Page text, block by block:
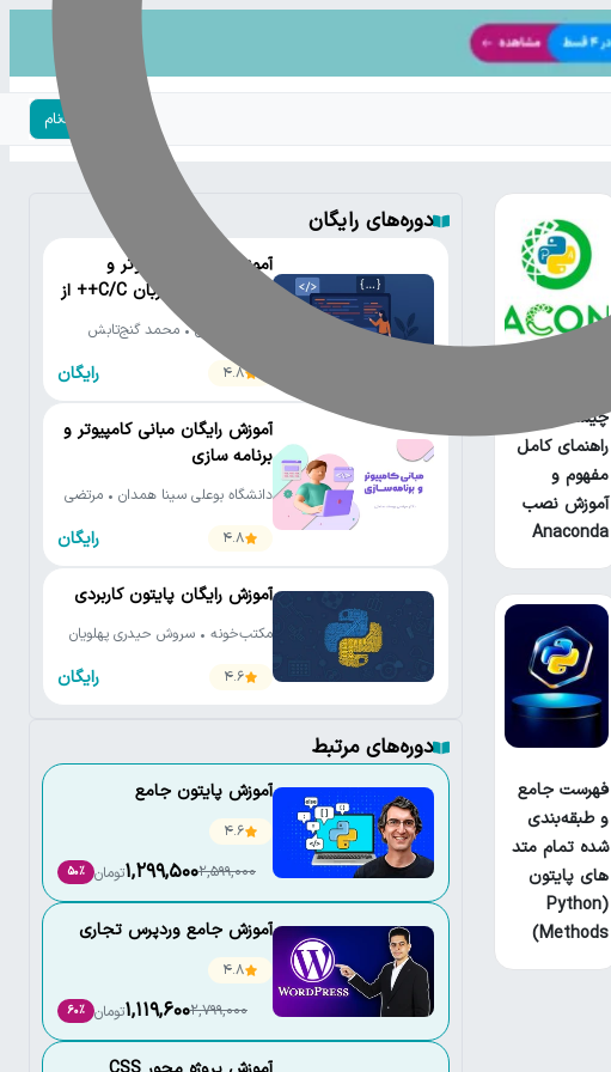
ورود | ثبت‌نام
چیست؟
راهنمای کامل
مفهوم و
آموزش نصب
Anaconda
فهرست جامع
و طبقه‌بندی
شده تمام متد
های پایتون
(Python
Methods)
دوره‌های رایگان
آموزش رایگان کامپیوتر و
برنامه‌نویسی به زبان C/C++ از
مقدماتی تا پیشرفته
دانشگاه تهران • محمد گنج‌تابش
4.8
رایگان
آموزش رایگان مبانی کامپیوتر و
برنامه سازی
دانشگاه بوعلی سینا همدان • مرتضی
4.8
رایگان
آموزش رایگان پایتون کاربردی
مکتب‌خونه • سروش حیدری پهلویان
4.6
رایگان
دوره‌های مرتبط
آموزش پایتون جامع
4.6
2,599,000
1,299,500تومان 50٪
آموزش جامع وردپرس تجاری
4.8
2,799,000
1,119,600تومان 60٪